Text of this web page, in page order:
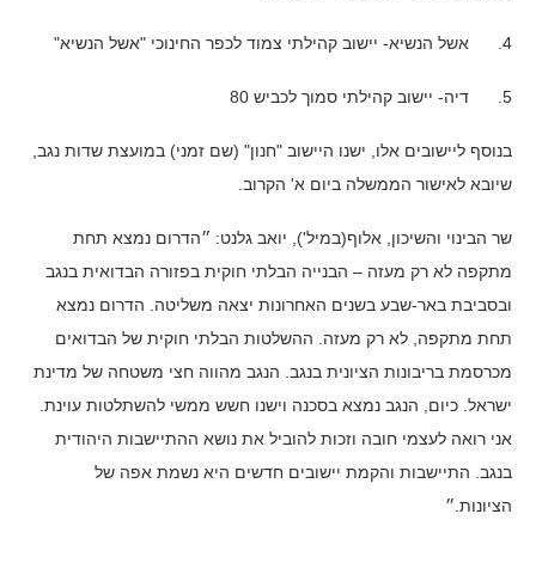
4. אשל הנשיא- יישוב קהילתי צמוד לכפר החינוכי "אשל הנשיא"
5. דיה- יישוב קהילתי סמוך לכביש 80
בנוסף ליישובים אלו, ישנו היישוב "חנון" (שם זמני) במועצת שדות נגב,
שיובא לאישור הממשלה ביום א' הקרוב.
שר הבינוי והשיכון, אלוף(במיל'), יואב גלנט: ״הדרום נמצא תחת
מתקפה לא רק מעזה – הבנייה הבלתי חוקית בפזורה הבדואית בנגב
ובסביבת באר-שבע בשנים האחרונות יצאה משליטה. הדרום נמצא
תחת מתקפה, לא רק מעזה. ההשלטות הבלתי חוקית של הבדואים
מכרסמת בריבונות הציונית בנגב. הנגב מהווה חצי משטחה של מדינת
ישראל. כיום, הנגב נמצא בסכנה וישנו חשש ממשי להשתלטות עוינת.
אני רואה לעצמי חובה וזכות להוביל את נושא ההתיישבות היהודית
בנגב. התיישבות והקמת יישובים חדשים היא נשמת אפה של
הציונות.״